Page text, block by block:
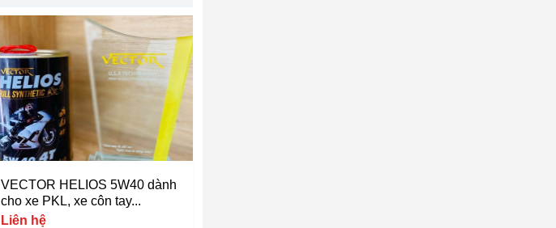
VECTOR HELIOS 5W40 dành
cho xe PKL, xe côn tay...
Liên hệ